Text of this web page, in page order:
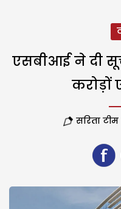
एसबीआई ने दी
करोड़ों
सरिता टीम